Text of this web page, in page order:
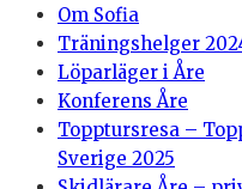
Om Sofia
Träningshelger
Löparläger i Åre
Konferens Åre
Topptursresa –
Sverige 2025